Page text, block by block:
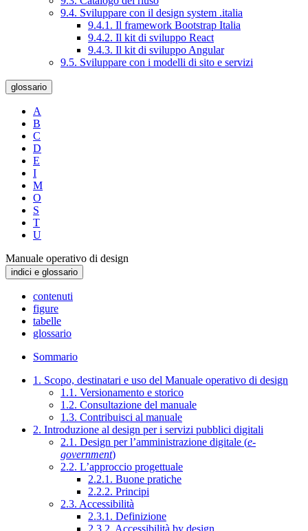
9.4. Sviluppare con il design system .italia
9.4.1. Il framework Bootstrap Italia
9.4.2. Il kit di sviluppo React
9.4.3. Il kit di sviluppo Angular
9.5. Sviluppare con i modelli di sito e servizi
glossario
A
B
C
D
E
I
M
O
S
T
U
Manuale operativo di design
indici e glossario
contenuti
figure
tabelle
glossario
Sommario
1. Scopo, destinatari e uso del Manuale operativo di design
1.1. Versionamento e storico
1.2. Consultazione del manuale
1.3. Contribuisci al manuale
2. Introduzione al design per i servizi pubblici digitali
2.1. Design per l’amministrazione digitale (e-
government)
2.2. L’approccio progettuale
2.2.1. Buone pratiche
2.2.2. Principi
2.3. Accessibilità
2.3.1. Definizione
2.3.2. Accessibilità by design